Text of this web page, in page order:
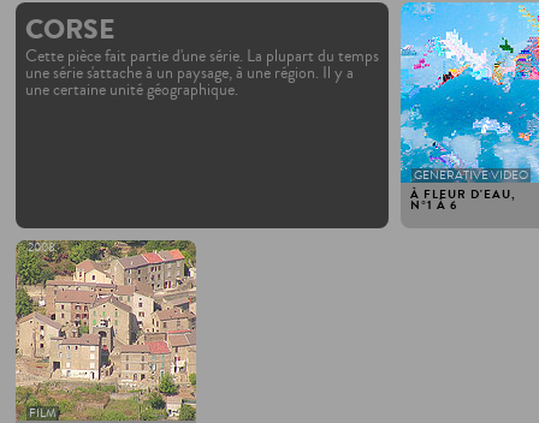
CORSE
Cette pièce fait partie d'une série. La plupart du temps
une série s'attache à un paysage, à une région. Il y a
une certaine unité géographique.
À FLEUR D'EAU,
N°1 À 6
2015
GENERATIVE VIDEO
2008
FILM